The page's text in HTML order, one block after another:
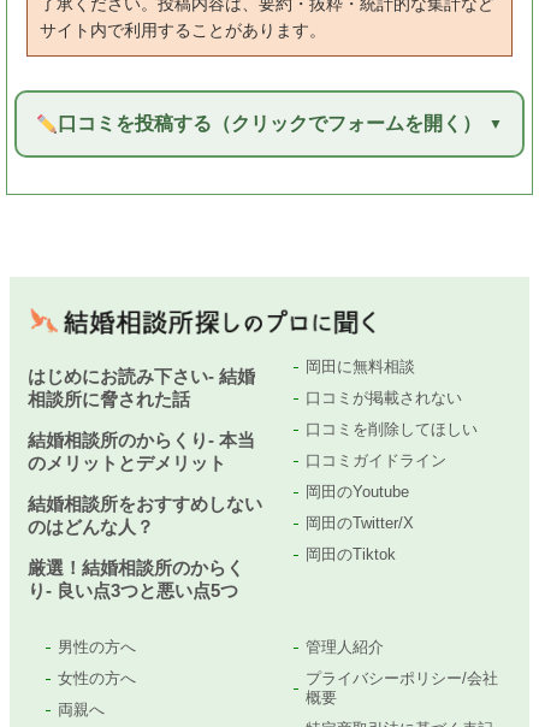
サイト内で利用することがあります。
口コミを投稿する（クリックでフォームを開く）
はじめにお読み下さい- 結婚
相談所に脅された話
結婚相談所のからくり- 本当
のメリットとデメリット
結婚相談所をおすすめしない
のはどんな人？
厳選！結婚相談所のからく
り- 良い点3つと悪い点5つ
岡田に無料相談
口コミが掲載されない
口コミを削除してほしい
口コミガイドライン
岡田のYoutube
岡田のTwitter/X
岡田のTiktok
男性の方へ
女性の方へ
両親へ
管理人紹介
プライバシーポリシー/会社
概要